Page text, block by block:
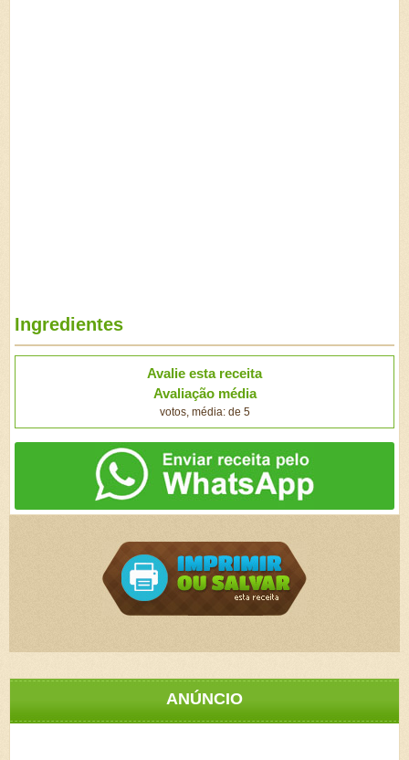
Ingredientes
Avalie esta receita
Avaliação média
votos, média: de 5
ANÚNCIO